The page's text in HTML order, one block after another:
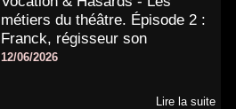
métiers du théâtre. Épisode 2 :
Franck, régisseur son
12/06/2026
Lire la suite